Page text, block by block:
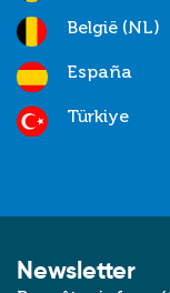
België (NL)
España
Türkiye
Newsletter